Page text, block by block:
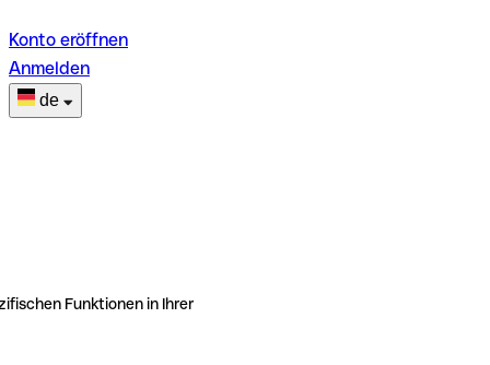
Konto eröffnen
Anmelden
de
Funktionen in Ihrer